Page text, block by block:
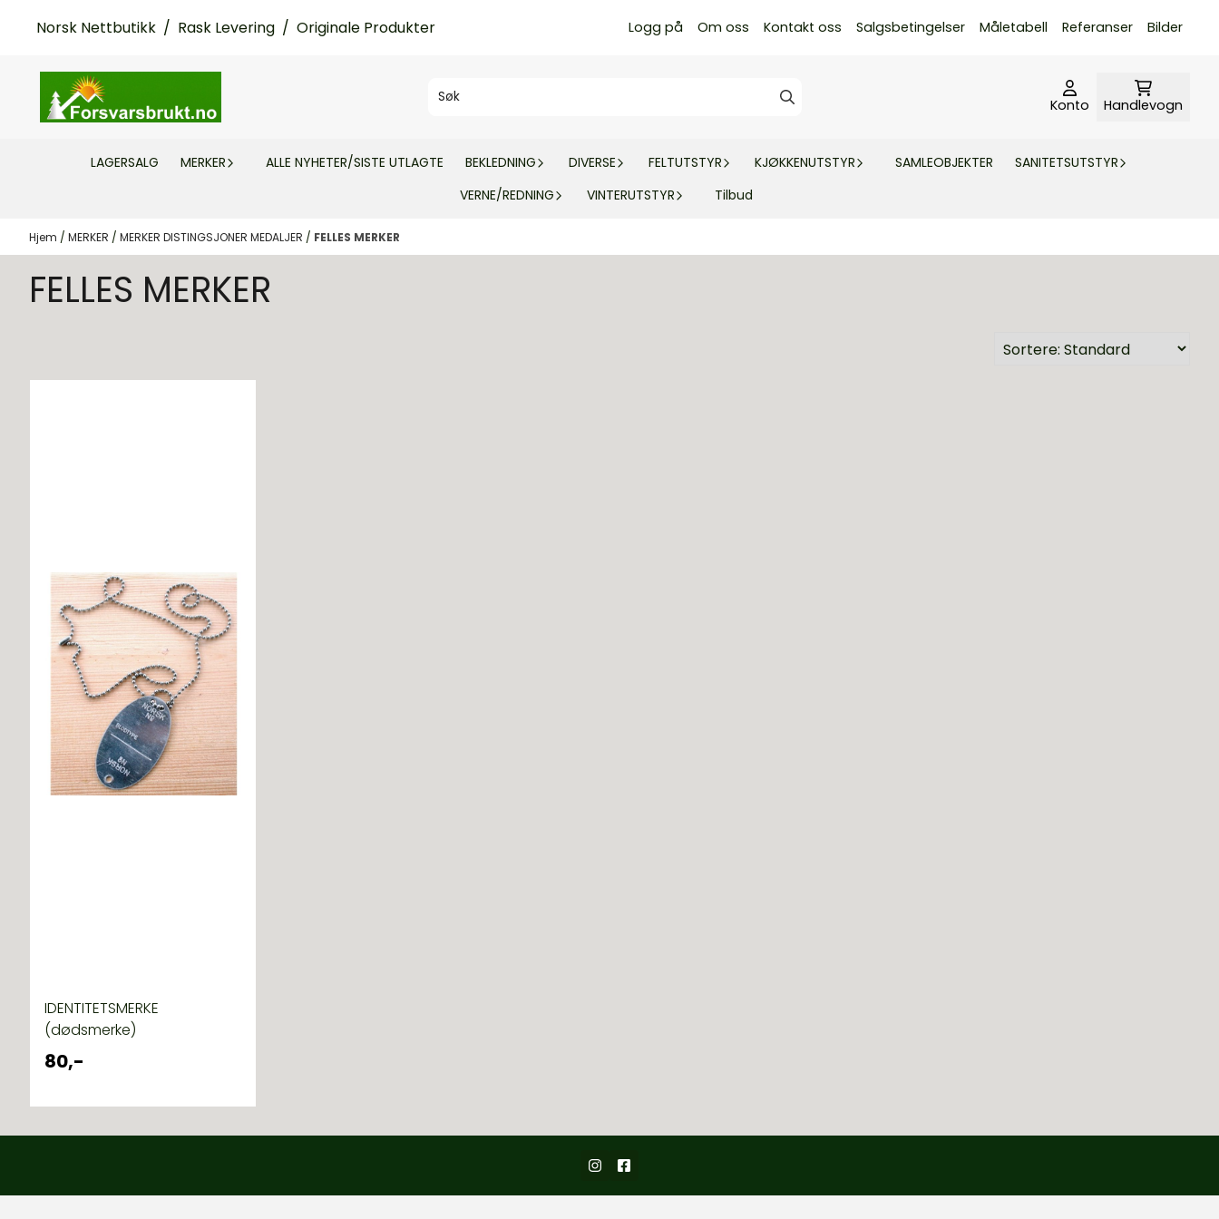
Hopp til innhold
Norsk Nettbutikk / Rask Levering / Originale Produkter Logg på Om oss Kontakt oss Salgsbetingelser Måletabell Referanser Bilder
Konto Handlevogn
LAGERSALG MERKER ALLE NYHETER/SISTE UTLAGTE BEKLEDNING DIVERSE FELTUTSTYR KJØKKENUTSTYR SAMLEOBJEKTER
SANITETSUTSTYR
VERNE/REDNING
VINTERUTSTYR Tilbud
Hjem / MERKER / MERKER DISTINGSJONER MEDALJER / FELLES MERKER
FELLES MERKER
IDENTITETSMERKE
(dødsmerke)
80,-